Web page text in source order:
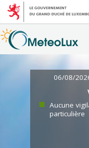
06/08/
Aucune
particulière